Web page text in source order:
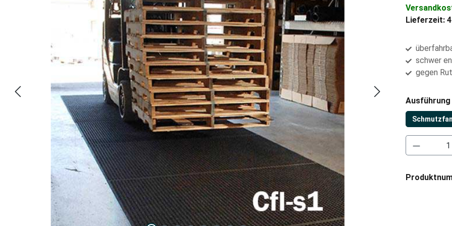
Lieferzeit:
schwer
gegen
Ausführung